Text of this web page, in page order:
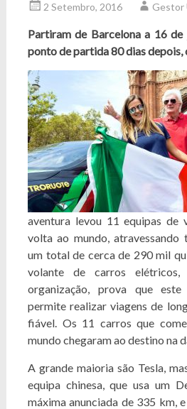
2 Setembro, 2016 Gestor
Partiram de Barcelona a 16 de
ponto de partida 80 dias depois,
aventura levou 11 equipas de
volta ao mundo, atravessando
um total de cerca de 290 mil
volante de carros
organização, prova que
permite realizar viagens de
fiável. Os 11 carros que
mundo chegaram ao destino na
A grande maioria são Tesla,
equipa chinesa, que usa um
máxima anunciada de 335 km,